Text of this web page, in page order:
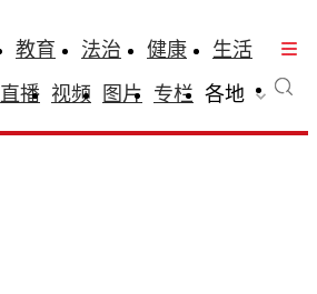
教育 法治 健康
生活
直播 视频 图片 专栏 各地